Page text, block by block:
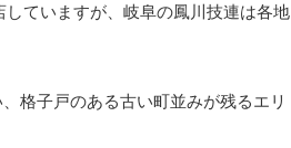
ていますが、岐阜の鳳川技連は各地
格子戸のある古い町並みが残るエリ